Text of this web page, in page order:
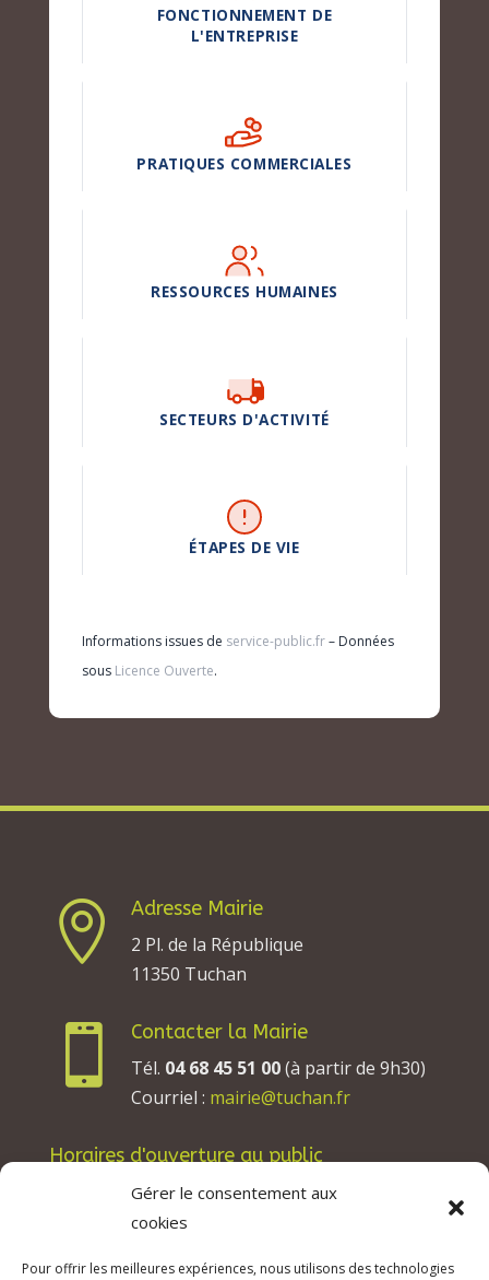
Gérer le consentement aux
cookies
Pour offrir les meilleures expériences, nous utilisons des technologies
FONCTIONNEMENT DE
L'ENTREPRISE
PRATIQUES COMMERCIALES
RESSOURCES HUMAINES
SECTEURS D'ACTIVITÉ
ÉTAPES DE VIE
Informations issues de service-public.fr– Données
sous Licence Ouverte.

Adresse Mairie
2 Pl. de la République
11350 Tuchan

Contacter la Mairie
Tél. 04 68 45 51 00(à partir de 9h30)
Courriel : mairie@tuchan.fr
Horaires d'ouverture au public
Les lundis, mardis et jeudis : de 8h à 12h et de
13h30 à 17h30.